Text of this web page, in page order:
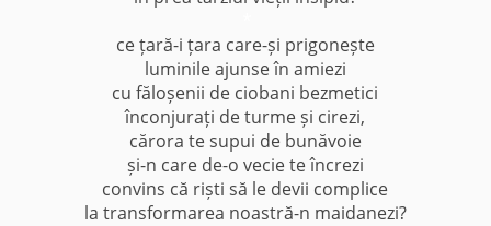
ce țară-i țara care-și prigonește
luminile ajunse în amiezi
cu făloșenii de ciobani bezmetici
înconjurați de turme și cirezi,
cărora te supui de bunăvoie
și-n care de-o vecie te încrezi
convins că riști să le devii complice
la transformarea noastră-n maidanezi?